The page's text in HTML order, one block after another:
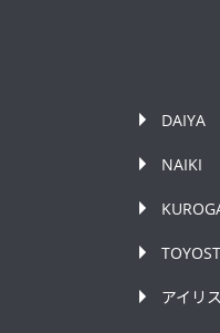
DAIYA
NAIKI
アイリ